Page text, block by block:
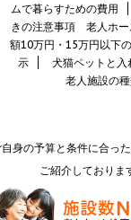
ムで暮らすための費用
きの注意事項 老人ホー
額10万円・15万円以下
示
犬猫ペットと
老人施設の
身の予算と条件に合っ
ご紹介しておりま